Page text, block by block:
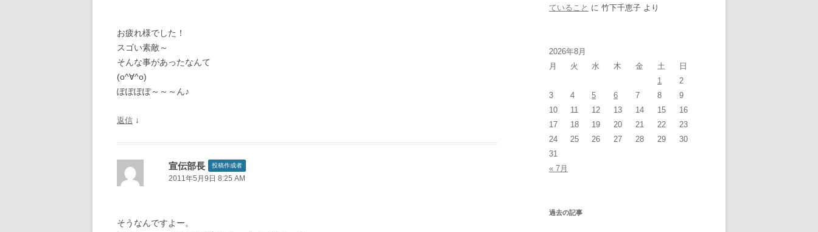
お疲れ様でした！
スゴい素敵～
そんな事があったなんて
(o^∀^o)
ぽぽぽぽ～～～ん♪
返信 ↓
宣伝部長 投稿作成者
2011年5月9日 8:25 AM
そうなんですよー。
ていること に 竹下千恵子 より
2026年8月
月
火 水 木 金 土
日
1
2
3
4 5 6 7 8
9
10
11 12 13 14 15
16
17
18 19 20 21 22
23
24
25 26 27 28 29
30
31
« 7月
過去の記事